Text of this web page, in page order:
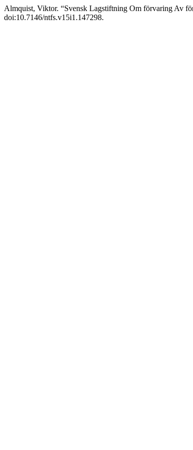
Almquist, Viktor. “Svensk Lagstiftning Om förvaring Av
doi:10.7146/ntfs.v15i1.147298.